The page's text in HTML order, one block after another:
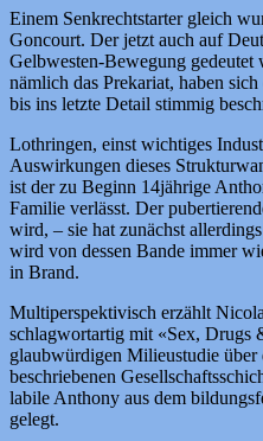
Einem Senkrechtstarter gleich
Goncourt. Der jetzt auch auf
Gelbwesten-Bewegung gedeutet
nämlich das Prekariat, haben
bis ins letzte Detail stimmig
Lothringen, einst wichtiges
Auswirkungen dieses
ist der zu Beginn 14jährige
Familie verlässt. Der
wird, – sie hat zunächst
wird von dessen Bande immer
in Brand.
Multiperspektivisch erzählt
schlagwortartig mit «Sex, Drugs
glaubwürdigen Milieustudie über
beschriebenen
labile Anthony aus dem
gelegt.